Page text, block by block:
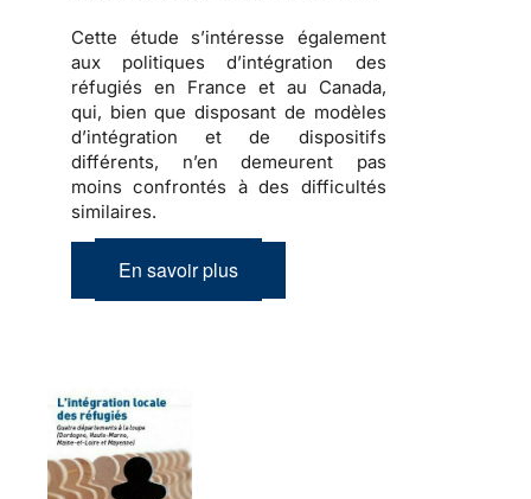
Cette étude s’intéresse également
aux politiques d’intégration des
réfugiés en France et au Canada,
qui, bien que disposant de modèles
d’intégration et de dispositifs
différents, n’en demeurent pas
moins confrontés à des difficultés
similaires.
En savoir plus